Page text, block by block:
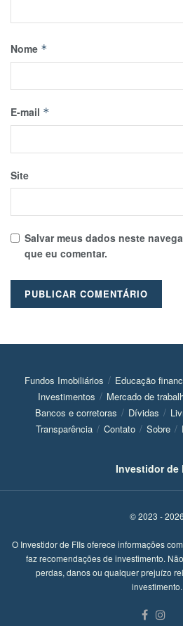
Nome *
E-mail *
Site
Salvar meus dados neste
que eu comentar.
Fundos Imobiliários Educação
Investimentos
Mercado de
Bancos e corretoras
Dívidas
Transparência
Contato Sobre
Investidor de
© 2023 - 2026
O Investidor de FIIs oferece informações
faz recomendações de investimento.
perdas, danos ou qualquer prejuízo
investimento.